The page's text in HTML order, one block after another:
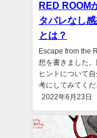
RED ROOM
タバレなし
とは？
Escape from the
想を書きました
ヒントについて
考にしてみてくだ
2022年6月23日